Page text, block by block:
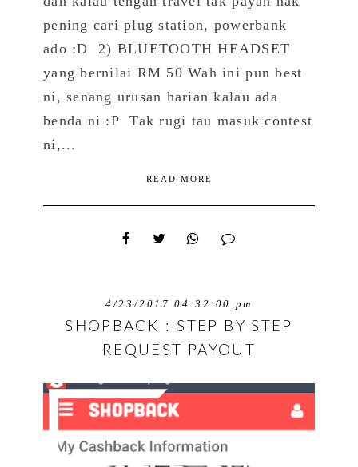
pening cari plug station, powerbank
ado :D 2) BLUETOOTH HEADSET
yang bernilai RM 50 Wah ini pun best
ni, senang urusan harian kalau ada
benda ni :P Tak rugi tau masuk contest
ni,...
READ MORE
4/23/2017 04:32:00 pm
SHOPBACK : STEP BY STEP
REQUEST PAYOUT